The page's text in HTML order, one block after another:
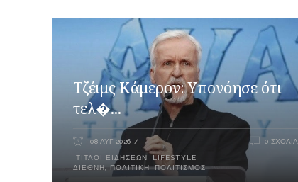
Τζέιμς Κάμερον: Υπονόησε ότι
τελ�...
08 ΑΥΓ 2026
ΤΊΤΛΟΙ ΕΙΔΉΣΕΩΝ LIFESTYLE
ΔΙΕΘΝΉ
ΠΟΛΙΤΙΚΉ,ΠΟΛΙΤΙΣΜΌΣ
0 ΣΧΌΛΙΑ